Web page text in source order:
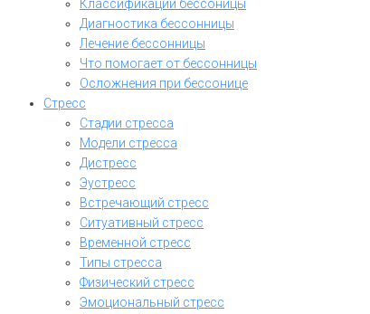
Классификации бессоницы
Диагностика бессонницы
Лечение бессонницы
Что помогает от бессонницы
Осложнения при бессонице
Стресс
Стадии стресса
Модели стресса
Дистресс
Эустресс
Встречающий стресс
Ситуативный стресс
Временной стресс
Типы стресса
Физический стресс
Эмоциональный стресс